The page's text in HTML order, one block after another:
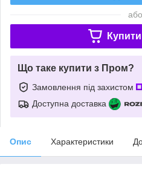
або
Що таке купити з Пром?
Замовлення під захистом
Доступна доставка
Опис Характеристики